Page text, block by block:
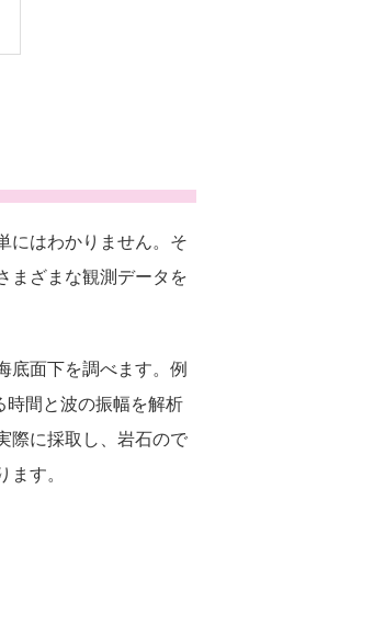
にはわかりません。そ
まざまな観測データを
底面下を調べます。例
時間と波の振幅を解析
際に採取し、岩石ので
す。